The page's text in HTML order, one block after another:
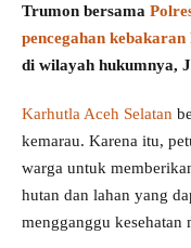
Trumon bersama
pencegahan
di wilayah hukumnya,
Karhutla Aceh Selatan
kemarau. Karena itu,
warga untuk
hutan dan lahan yang
mengganggu kesehatan